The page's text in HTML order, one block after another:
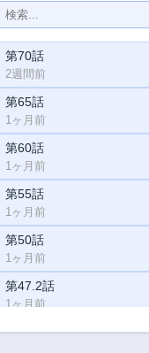
第70話
2週間前
第65話
1ヶ月前
第60話
1ヶ月前
第55話
1ヶ月前
第50話
1ヶ月前
第47.2話
1ヶ月前
第43.5話